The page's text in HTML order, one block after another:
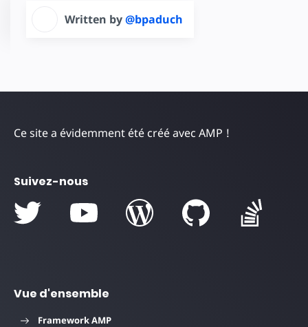
Written by@bpaduch
Ce site a évidemment été créé avec AMP !
Suivez-nous
Vue d'ensemble
Framework AMP